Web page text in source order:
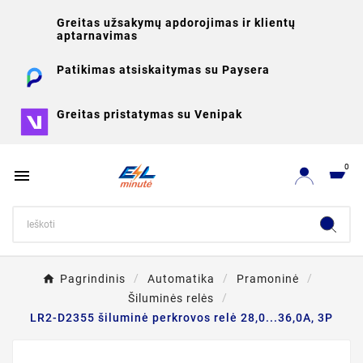
Greitas užsakymų apdorojimas ir klientų
aptarnavimas
Patikimas atsiskaitymas su Paysera
Greitas pristatymas su Venipak
 0
Pagrindinis Automatika
Pramoninė
Šiluminės relės
LR2-D2355 šiluminė perkrovos relė 28,0...36,0A, 3P